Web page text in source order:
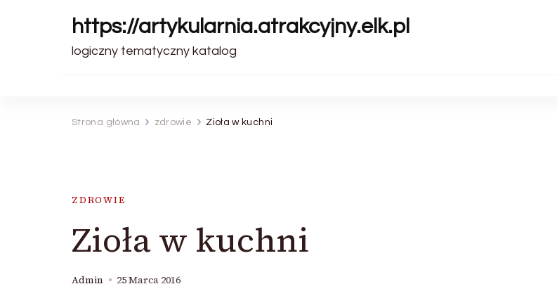
https://artykularnia.atrakcyjny.elk.pl
logiczny tematyczny katalog
Strona główna zdrowie Zioła w kuchni
ZDROWIE
Zioła w kuchni
Admin 25 Marca 2016